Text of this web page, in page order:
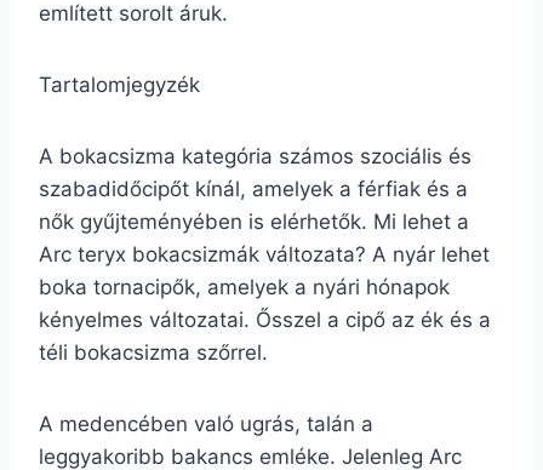
említett sorolt áruk.
Tartalomjegyzék
A bokacsizma kategória számos szociális és
szabadidőcipőt kínál, amelyek a férfiak és a
nők gyűjteményében is elérhetők. Mi lehet a
Arc teryx bokacsizmák változata? A nyár lehet
boka tornacipők, amelyek a nyári hónapok
kényelmes változatai. Ősszel a cipő az ék és a
téli bokacsizma szőrrel.
A medencében való ugrás, talán a
leggyakoribb bakancs emléke. Jelenleg Arc